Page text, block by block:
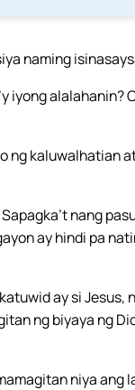
naming
iyong alalahanin?
ng kaluwalhatian
nang
ay hindi pa
ay si Jesus,
ng biyaya ng
niya ang